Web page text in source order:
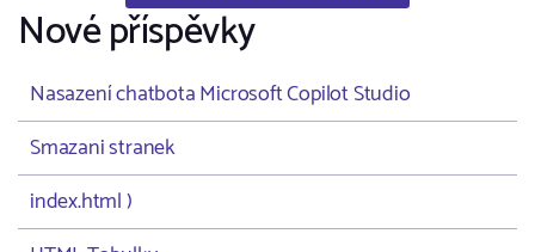
Nové příspěvky
Nasazení chatbota Microsoft Copilot Studio
Smazani stranek
index.html )